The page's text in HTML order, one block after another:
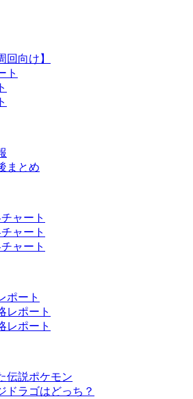
回向け】
ト
まとめ
ャート
ャート
ャート
ポート
レポート
レポート
伝説ポケモン
ドラゴはどっち？